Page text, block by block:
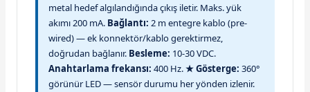
metal hedef algılandığında çıkış iletir. Maks. yük
akımı 200 mA. Bağlantı: 2 m entegre kablo (pre-
wired) — ek konnektör/kablo gerektirmez,
doğrudan bağlanır. Besleme: 10-30 VDC.
Anahtarlama frekansı: 400 Hz.★ Gösterge: 360°
görünür LED — sensör durumu her yönden izlenir.